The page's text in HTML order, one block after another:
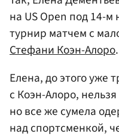
на US Open под 14-
турнир матчем с
Стефани Коэн-Алоро.
Елена, до этого уже
с Коэн-Алоро,
но все же сумела
над спортсменкой,